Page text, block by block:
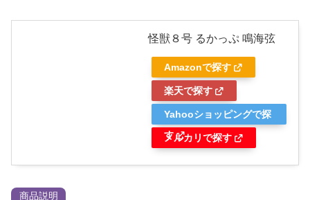
怪獣８号 るかっぷ 鳴海弦
Amazonで探す
楽天で探す
Yahooショッピングで探
す
メルカリで探す
商品説明